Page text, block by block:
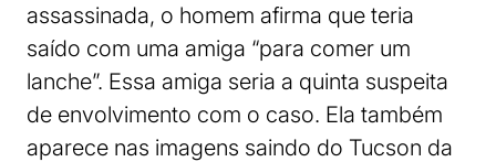
assassinada, o homem afirma que teria
saído com uma amiga “para comer um
lanche”. Essa amiga seria a quinta suspeita
de envolvimento com o caso. Ela também
aparece nas imagens saindo do Tucson da